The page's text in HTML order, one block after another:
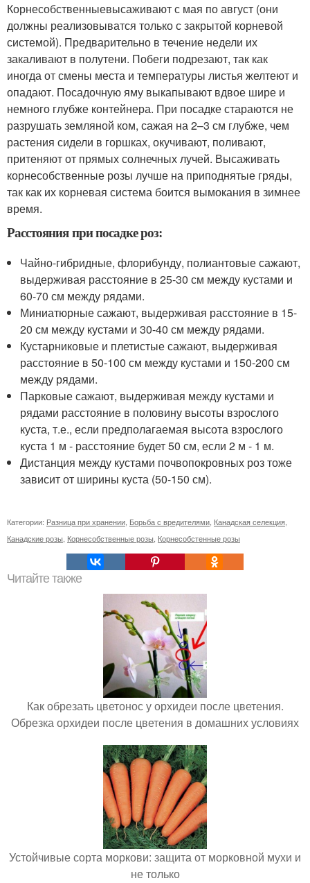
Корнесобственныевысаживают с мая по август (они
должны реализовыватся только с закрытой корневой
системой). Предварительно в течение недели их
закаливают в полутени. Побеги подрезают, так как
иногда от смены места и температуры листья желтеют и
опадают. Посадочную яму выкапывают вдвое шире и
немного глубже контейнера. При посадке стараются не
разрушать земляной ком, сажая на 2–3 см глубже, чем
растения сидели в горшках, окучивают, поливают,
притеняют от прямых солнечных лучей. Высаживать
корнесобственные розы лучше на приподнятые гряды,
так как их корневая система боится вымокания в зимнее
время.
Расстояния при посадке роз:
Чайно-гибридные, флорибунду, полиантовые сажают,
выдерживая расстояние в 25-30 см между кустами и
60-70 см между рядами.
Миниатюрные сажают, выдерживая расстояние в 15-
20 см между кустами и 30-40 см между рядами.
Кустарниковые и плетистые сажают, выдерживая
расстояние в 50-100 см между кустами и 150-200 см
между рядами.
Парковые сажают, выдерживая между кустами и
рядами расстояние в половину высоты взрослого
куста, т.е., если предполагаемая высота взрослого
куста 1 м - расстояние будет 50 см, если 2 м - 1 м.
Дистанция между кустами почвопокровных роз тоже
зависит от ширины куста (50-150 см).
Категории: Разница при хранении Борьба с вредителями Канадская селекция
Канадские розы Корнесобственные розы Корнесобстенные розы
Читайте также
Как обрезать цветонос у орхидеи после цветения.
Обрезка орхидеи после цветения в домашних условиях
Устойчивые сорта моркови: защита от морковной мухи и
не только